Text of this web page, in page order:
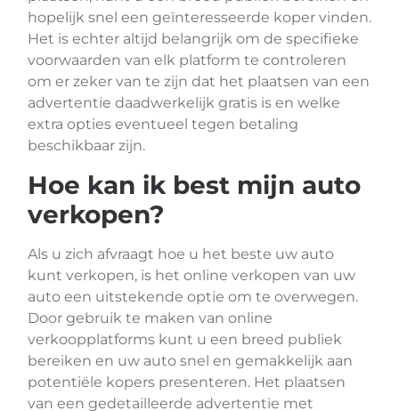
hopelijk snel een geïnteresseerde koper vinden.
Het is echter altijd belangrijk om de specifieke
voorwaarden van elk platform te controleren
om er zeker van te zijn dat het plaatsen van een
advertentie daadwerkelijk gratis is en welke
extra opties eventueel tegen betaling
beschikbaar zijn.
Hoe kan ik best mijn auto
verkopen?
Als u zich afvraagt hoe u het beste uw auto
kunt verkopen, is het online verkopen van uw
auto een uitstekende optie om te overwegen.
Door gebruik te maken van online
verkoopplatforms kunt u een breed publiek
bereiken en uw auto snel en gemakkelijk aan
potentiële kopers presenteren. Het plaatsen
van een gedetailleerde advertentie met